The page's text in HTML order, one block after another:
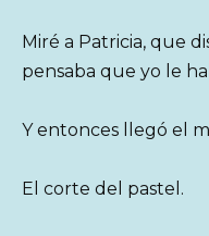
Miré a Patricia, que
pensaba que yo le
Y entonces llegó el
El corte del pastel.